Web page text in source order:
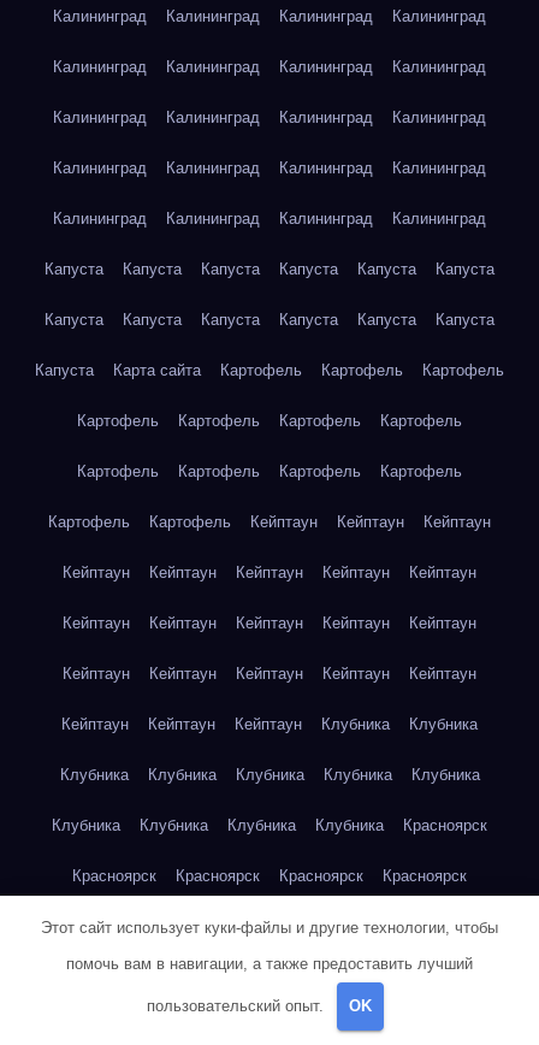
Калининград Калининград Калининград Калининград
Калининград Калининград Калининград Калининград
Калининград Калининград Калининград Калининград
Калининград Калининград Калининград Калининград
Калининград Калининград Калининград Калининград
Капуста Капуста Капуста Капуста Капуста Капуста
Капуста Капуста Капуста Капуста Капуста Капуста
Капуста Карта сайта Картофель Картофель Картофель
Картофель Картофель Картофель Картофель
Картофель Картофель Картофель Картофель
Картофель Картофель Кейптаун Кейптаун Кейптаун
Кейптаун Кейптаун Кейптаун Кейптаун Кейптаун
Кейптаун Кейптаун Кейптаун Кейптаун Кейптаун
Кейптаун Кейптаун Кейптаун Кейптаун Кейптаун
Кейптаун Кейптаун Кейптаун Клубника Клубника
Клубника Клубника Клубника Клубника Клубника
Клубника Клубника Клубника Клубника Красноярск
Красноярск Красноярск Красноярск Красноярск
Красноярск Красноярск Красноярск Красноярск
Красноярск Красноярск Красноярск
Кукуруза
Этот сайт использует куки-файлы и другие технологии, чтобы
помочь вам в навигации, а также предоставить лучший
пользовательский опыт. OK